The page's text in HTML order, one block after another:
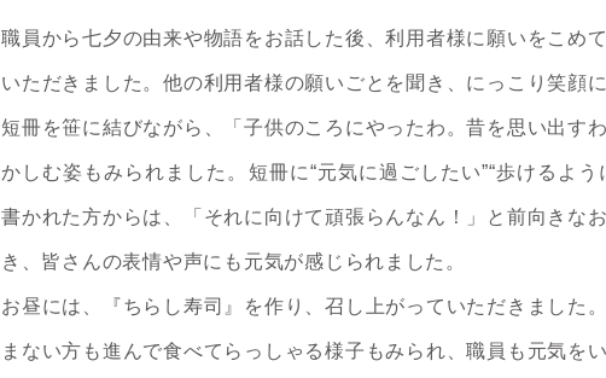
職員から七夕の由来や物語をお話した後、利用者様に願いをこめ
いただきました。他の利用者様の願いごとを聞き、にっこり笑顔に
短冊を笹に結びながら、「子供のころにやったわ。昔を思い出す
かしむ姿もみられました。短冊に“元気に過ごしたい”“歩けるよう
書かれた方からは、「それに向けて頑張らんなん！」と前向きな
き、皆さんの表情や声にも元気が感じられました。
お昼には、『ちらし寿司』を作り、召し上がっていただきました
まない方も進んで食べてらっしゃる様子もみられ、職員も元気を